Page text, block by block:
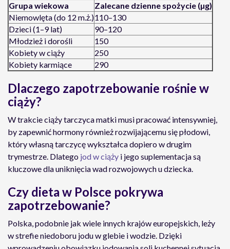
Grupa wiekowa
Zalecane dzienne spożycie (µg)
Niemowlęta (do 12 m.ż.)110–130
Dzieci (1–9 lat)
90–120
Młodzież i dorośli
150
Kobiety w ciąży
250
Kobiety karmiące
290
Dlaczego zapotrzebowanie rośnie w
ciąży?
W trakcie ciąży tarczyca matki musi pracować intensywniej,
by zapewnić hormony również rozwijającemu się płodowi,
który własną tarczycę wykształca dopiero w drugim
trymestrze. Dlatego jod w ciąży i jego suplementacja są
kluczowe dla uniknięcia wad rozwojowych u dziecka.
Czy dieta w Polsce pokrywa
zapotrzebowanie?
Polska, podobnie jak wiele innych krajów europejskich, leży
w strefie niedoboru jodu w glebie i wodzie. Dzięki